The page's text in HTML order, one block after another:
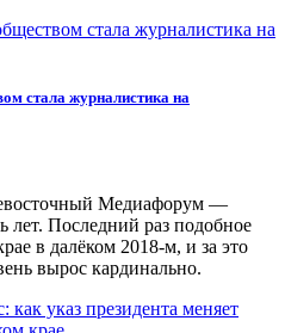
стала журналистика на
Медиафорум —
лет. Последний раз подобное
в далёком 2018-м, и за это
вырос кардинально.